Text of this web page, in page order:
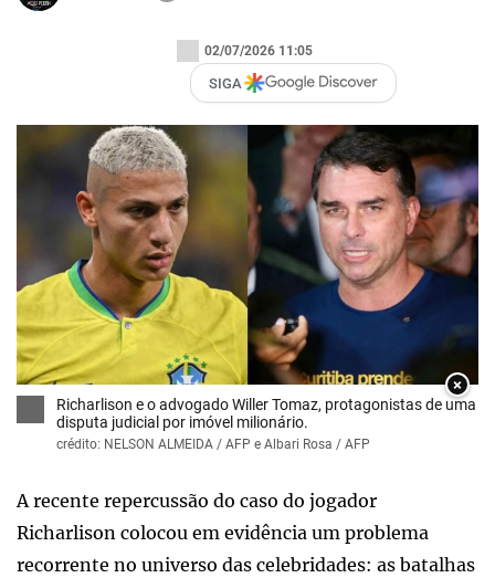
02/07/2026 11:05
SIGA
×
Richarlison e o advogado Willer Tomaz, protagonistas de uma
disputa judicial por imóvel milionário.
crédito: NELSON ALMEIDA / AFP e Albari Rosa / AFP
A recente repercussão do caso do jogador
Richarlison colocou em evidência um problema
recorrente no universo das celebridades: as batalhas